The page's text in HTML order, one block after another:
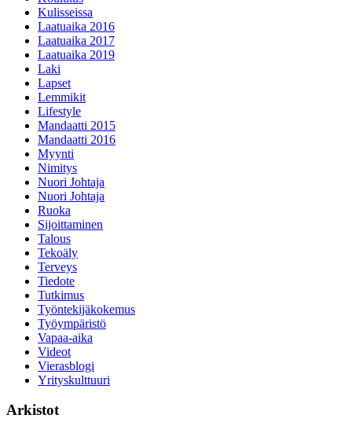
Kulisseissa
Laatuaika 2016
Laatuaika 2017
Laatuaika 2019
Laki
Lapset
Lemmikit
Lifestyle
Mandaatti 2015
Mandaatti 2016
Myynti
Nimitys
Nuori Johtaja
Nuori Johtaja
Ruoka
Sijoittaminen
Talous
Tekoäly
Terveys
Tiedote
Tutkimus
Työntekijäkokemus
Työympäristö
Vapaa-aika
Videot
Vierasblogi
Yrityskulttuuri
Arkistot